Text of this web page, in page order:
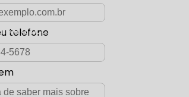
e a TCC
telefone